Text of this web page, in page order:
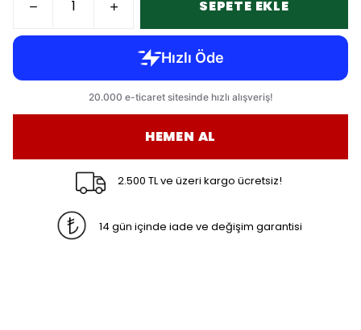
SEPETE EKLE
HEMEN AL
2.500 TL ve üzeri kargo ücretsiz!
14 gün içinde iade ve değişim garantisi